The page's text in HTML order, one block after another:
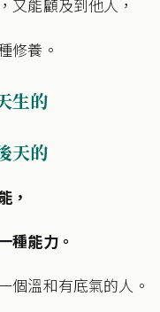
又能顧及到他人，
修養。
生的
天的
，
種能力。
個溫和有底氣的人。